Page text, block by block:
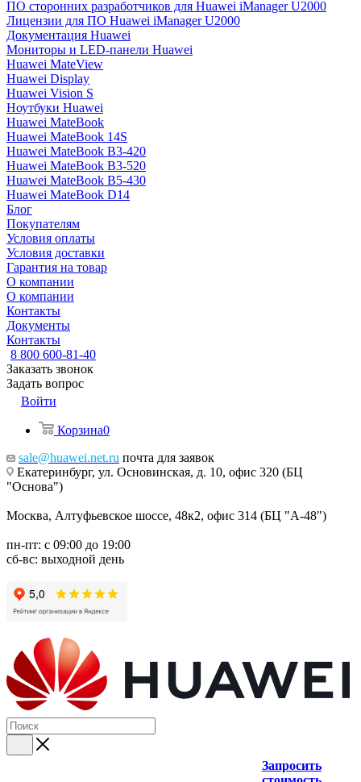
ПО сторонних разработчиков для Huawei iManager U2000
Лицензии для ПО Huawei iManager U2000
Документация Huawei
Мониторы и LED-панели Huawei
Huawei MateView
Huawei Display
Huawei Vision S
Ноутбуки Huawei
Huawei MateBook
Huawei MateBook 14S
Huawei MateBook B3-420
Huawei MateBook B3-520
Huawei MateBook B5-430
Huawei MateBook D14
Блог
Покупателям
Условия оплаты
Условия доставки
Гарантия на товар
О компании
О компании
Контакты
Документы
Контакты
8 800 600-81-40
Заказать звонок
Задать вопрос
Войти
Корзина0
sale@huawei.net.ru почта для заявок
Екатеринбург, ул. Основинская, д. 10, офис 320 (БЦ
"Основа")
Москва, Алтуфьевское шоссе, 48к2, офис 314 (БЦ "А-48")
пн-пт: с 09:00 до 19:00
сб-вс: выходной день
Запросить